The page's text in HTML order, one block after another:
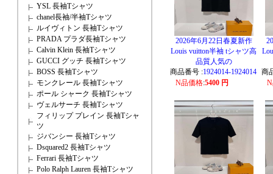
YSL 長袖Tシャツ
chanel長袖/半袖Tシャツ
ルイヴィトン 長袖Tシャツ
PRADA プラダ長袖Tシャツ
Calvin Klein 長袖Tシャツ
GUCCI グッチ 長袖Tシャツ
BOSS 長袖Tシャツ
モンクレール 長袖Tシャツ
ポール シャーク 長袖Tシャツ
ヴェルサーチ 長袖Tシャツ
フィリップ プレイン 長袖Tシャ
ツ
ジバンシー 長袖Tシャツ
Dsquared2 長袖Tシャツ
Ferrari 長袖Tシャツ
Polo Ralph Lauren 長袖Tシャツ
2026年6月22日春夏新作
Louis vuitton半袖 tシャツ高
品質人気の
商品番号 :1924014-1924014
N品価格:5400 円
商